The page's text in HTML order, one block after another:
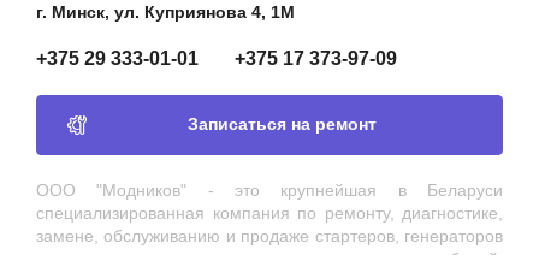
г. Минск, ул. Куприянова 4, 1М
+375 29 333-01-01 +375 17 373-97-09
Записаться на ремонт
ООО "Модников" - это крупнейшая в Беларуси
специализированная компания по ремонту, диагностике,
замене, обслуживанию и продаже стартеров, генераторов